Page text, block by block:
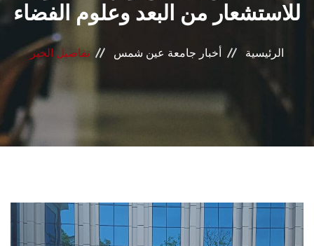
المراكز والوحدات
الأنظمة الذكية
الإعلام
تواصل معنا
هيئة التدريس
للاستشعار من البعد وعلوم الفضاء
الرئيسية أخبار جامعة عين شمس تفاصيل الخبر